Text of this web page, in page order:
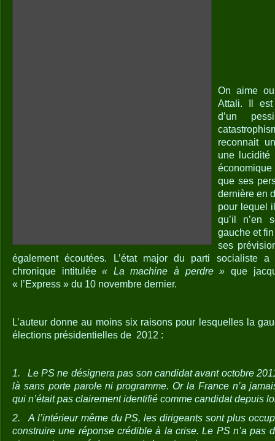
On aime
Attali. Il est
d’un
reconnait
une lucidité
que ses
dernière en
pour lequel
qu’il n’en
gauche et
ses
également écoutées. L’état major du parti socialiste
chronique intitulée« La machine à perdre » que
« l’Express » du 10 novembre dernier.
L’auteur donne au moins six raisons pour lesquelles la
élections présidentielles de 2012 :
1.
Le PS ne désignera pas son candidat avant octobre
là sans porte parole ni programme. Or la France n’a
qui n’était pas clairement identifié comme candidat depuis
2.
A l’intérieur même du PS, les dirigeants sont plus
construire une réponse crédible à la crise. Le PS n’a pas